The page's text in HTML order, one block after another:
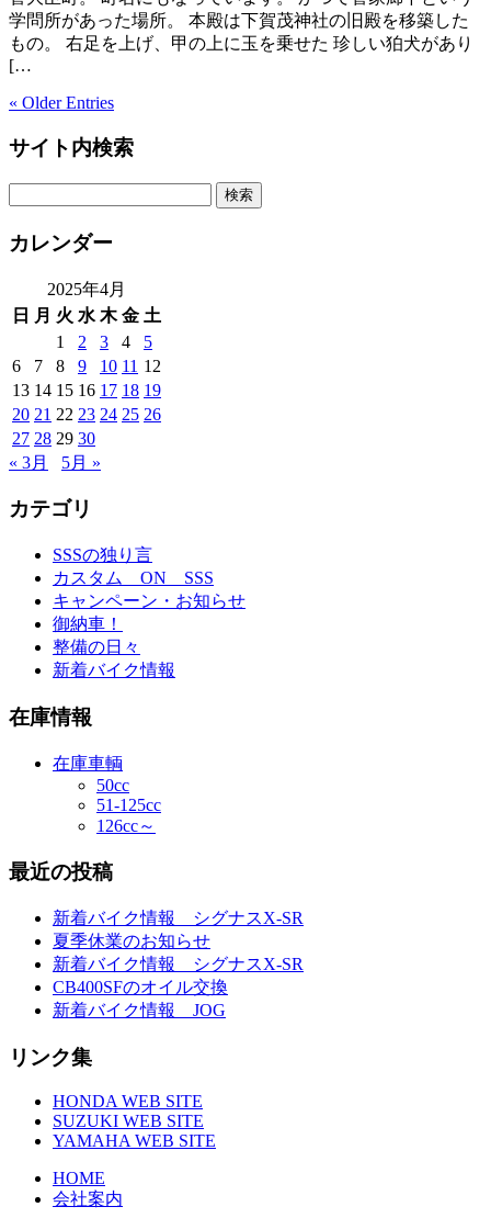
学問所があった場所。 本殿は下賀茂神社の旧殿を移築した
もの。 右足を上げ、甲の上に玉を乗せた 珍しい狛犬があり
[…
« Older Entries
サイト内検索
カレンダー
2025年4月
日
月 火 水 木 金 土
1
2 3 4
5
6
7 8 9 10 11 12
13 14 15 16 17 18 19
20 21 22 23 24 25 26
27 28 29 30
« 3月
5月 »
カテゴリ
SSSの独り言
カスタム ON SSS
キャンペーン・お知らせ
御納車！
整備の日々
新着バイク情報
在庫情報
在庫車輌
50cc
51-125cc
126cc～
最近の投稿
新着バイク情報 シグナスX-SR
夏季休業のお知らせ
新着バイク情報 シグナスX-SR
CB400SFのオイル交換
新着バイク情報 JOG
リンク集
HONDA WEB SITE
SUZUKI WEB SITE
YAMAHA WEB SITE
HOME
会社案内